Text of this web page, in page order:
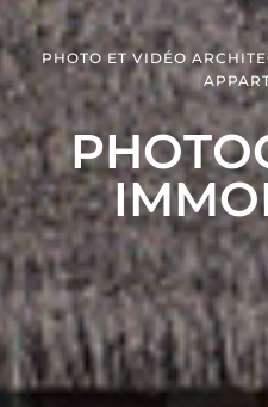
PHOTO ET VIDÉO